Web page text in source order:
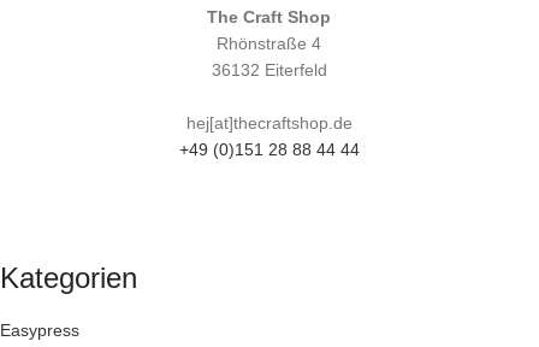
The Craft Shop
Rhönstraße 4
36132 Eiterfeld
hej[at]thecraftshop.de
+49 (0)151 28 88 44 44
Kategorien
Easypress